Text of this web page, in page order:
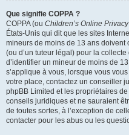
Que signifie COPPA ?
COPPA (ou Children’s Online
États-Unis qui dit que les sites
mineurs de moins de 13 ans
(ou d’un tuteur légal) pour la
d’identifier un mineur de moins de
s’applique à vous, lorsque vous
votre place, contactez un conseiller
phpBB Limited et les propriétaires
conseils juridiques et ne sauraient
de toutes sortes, à l’exception de
contacter pour les abus ou les